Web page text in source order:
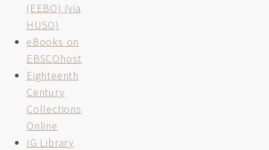
(EEBO) (via
HUSO)
eBooks on
EBSCOhost
Eighteenth
Century
Collections
Online
IG Library